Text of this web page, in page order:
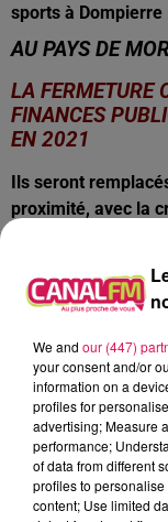
sports à Dompierre
AU PAYS DE
LA FERMETURE
FINANCES
EN 2021
Ils seront
proximité, avec la
Quant à la
LA FIN DES
Sous l’impulsion
téléphonie mobile
année. Après
Beaudignies et
Floyon, à
ou bien encore à
We and our (447)
your consent and/or
information on a
profiles for
advertising; Measure
performance;
of data from different
profiles to
content; Use limited